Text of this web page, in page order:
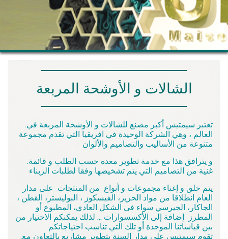
الشالات و الأوشحة المربعة
.تعتبر سيمتيس أكبر مصنع للشالات و الأوشحة المربعة في
العالم ، وهي الشركة الوحيدة في افريقيا التي تقدم مجموعة
متنوعة من الأساليب والتصاميم والألوان
.و يترافق هذا مع خدمة تطوير معدة حسب الطلب و قائمة
غنية من التصاميم التي يتم تشخيصها وفقا لطلبات الزبناء
يتم خلق و إغناء مجموعات و أنواع من المنتجات على مدار
العام انطلاقا من مواد الحرير، الفيسكوز ، البوليستر، القطن ،
الجاكار، الجيرسي سواء في الشكل العادي، المطبوع أو
المطرز إضافة إلى الأكسسوارات ... لذلك يمكنكم الاختيار من
بين قياساتنا الموحدة أو تلك التي تناسب احتياجاتكم
.تقوم سيمتيس على مدار السنة بتطوير مشاريع بالتعاون مع